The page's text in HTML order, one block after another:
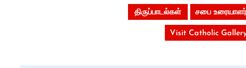
திருப்பாடல்கள் சபை
Visit Catholic